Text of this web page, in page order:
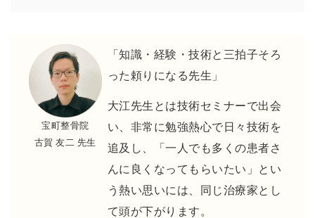
宝町整骨院
古賀 友二 先生
「知識・経験・技術と三拍子そろ
った頼りになる先生」
大江先生とは技術セミナーで出会
い、非常に勉強熱心で日々技術を
追及し、「一人でも多くの患者さ
んに良くなってもらいたい」とい
う熱い思いには、同じ治療家とし
て頭が下がります。